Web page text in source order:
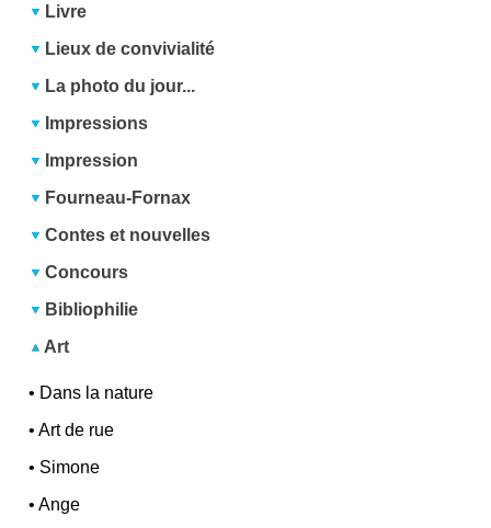
Livre
Lieux de convivialité
La photo du jour...
Impressions
Impression
Fourneau-Fornax
Contes et nouvelles
Concours
Bibliophilie
Art
• Dans la nature
•Art de rue
• Simone
•Ange